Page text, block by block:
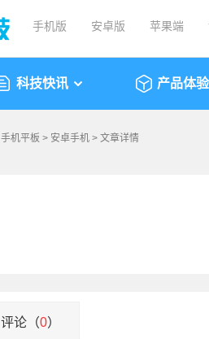
手机版 安卓版 苹果端
科技快讯 产品体验
手机平板 > 安卓手机 > 文章详情
评论（0）